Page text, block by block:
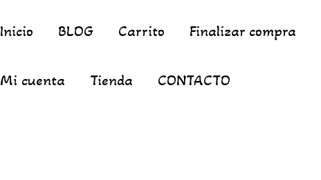
Inicio BLOG Carrito Finalizar compra
Mi cuenta Tienda CONTACTO